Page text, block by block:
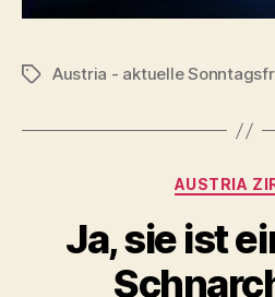
TagsAustria - aktuelle
AUSTRIA
Ja, sie ist